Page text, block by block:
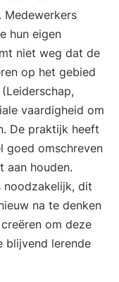
gedragsstijl
proactief en
momenten
initiatief en
zijn jouw
als
Waar hou ik
wil ik
Wat
Wat wil ik
ik worden?
welk gedrag
je tonen en
om zo
Medewerkers
hun eigen
niet weg dat de
op het gebied
vaardigheid om
De praktijk heeft
goed omschreven
aan houden.
noodzakelijk, dit
na te denken
om deze
blijvend lerende